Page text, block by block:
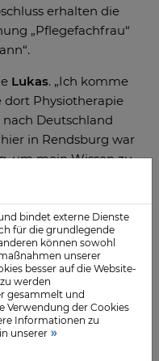
erhalten die
„Pflegefachfrau“
Lukas. „Ich komme
dort Physiotherapie
Deutschland
in Rendsburg war
um mein Wissen zu
via Skype war der
nur fachlich viel
bekommen –
Themen. Jetzt
Intensivstation
einen
– da kann man
gerne mit
will, ist dieser
bindet externe Dienste
für die grundlegende
können sowohl
unserer
besser auf die Website-
werden
gesammelt und
Verwendung der Cookies
Informationen zu
unserer